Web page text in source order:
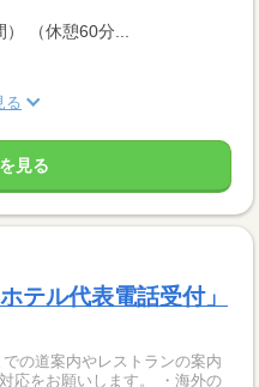
） （休憩60分...
る
見る
テル代表電話受付」
の道案内やレストランの案内
応をお願いします。 ・海外の